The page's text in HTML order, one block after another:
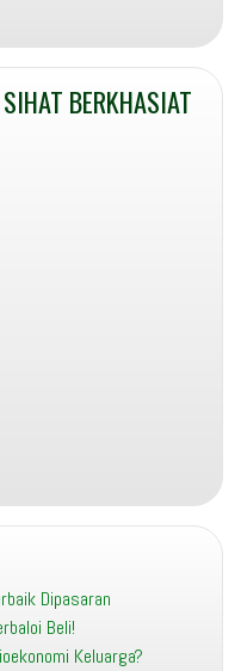
BERKHASIAT
Dipasaran
Beli!
Keluarga?